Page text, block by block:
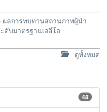
ผลการทบทวนสถานภาพผู้นำ
ดับมาตรฐานเออีโอ
ดูทั้งหมด
48